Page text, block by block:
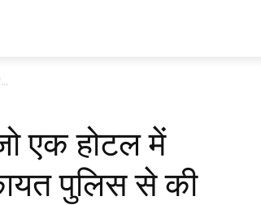
एक होटल में
पुलिस से की